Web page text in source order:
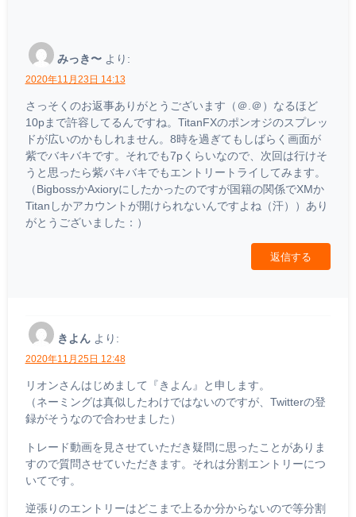
みっき〜 より:
2020年11月23日 14:13
さっそくのお返事ありがとうございます（＠.＠）なるほど
10pまで許容してるんですね。TitanFXのポンオジのスプレッ
ドが広いのかもしれません。8時を過ぎてもしばらく画面が
紫でバキバキです。それでも7pくらいなので、次回は行けそ
うと思ったら紫バキバキでもエントリートライしてみます。
（BigbossかAxioryにしたかったのですが国籍の関係でXMか
Titanしかアカウントが開けられないんですよね（汗））あり
がとうございました：）
返信する
きよん より:
2020年11月25日 12:48
リオンさんはじめまして『きよん』と申します。
（ネーミングは真似したわけではないのですが、Twitterの登
録がそうなので合わせました）
トレード動画を見させていただき疑問に思ったことがありま
すので質問させていただきます。それは分割エントリーにつ
いてです。
逆張りのエントリーはどこまで上るか分からないので等分割